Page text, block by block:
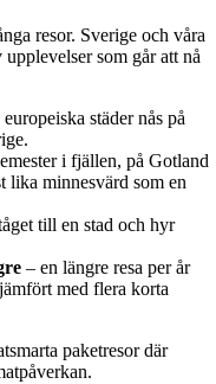
resor. Sverige och våra
som går att nå
städer nås på
i fjällen, på Gotland
lika minnesvärd som en
till en stad och hyr
– en längre resa per år
med flera korta
paketresor där